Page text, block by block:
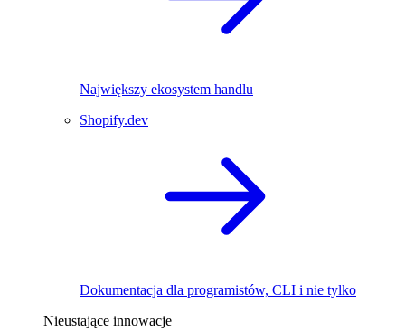
Największy ekosystem handlu
Shopify.dev
Dokumentacja dla programistów, CLI i nie tylko
Nieustające innowacje